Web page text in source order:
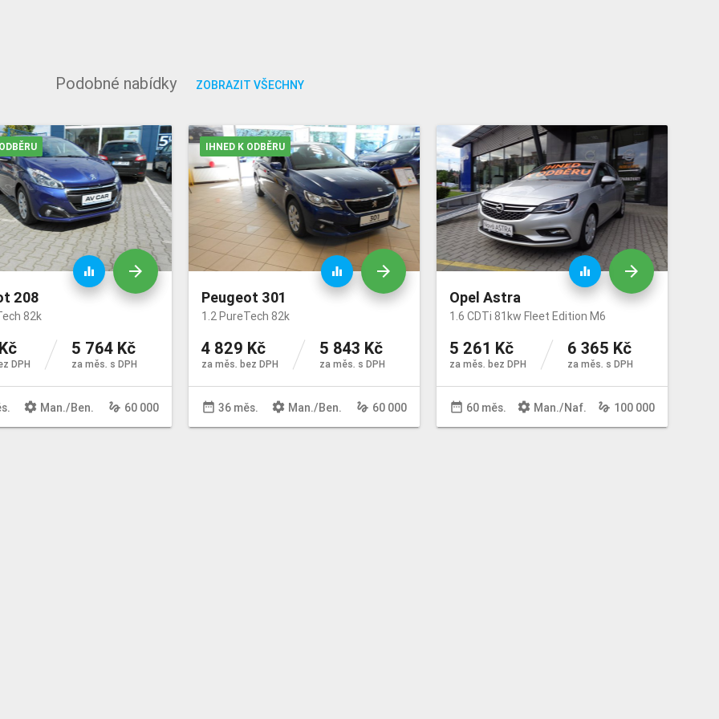
Podobné nabídky ZOBRAZIT VŠECHNY
208
82k
DPH
5 764 Kč
za měs. s DPH
settings Man./Ben. gesture 60 000
arrow_forward
equalizer
Peugeot 301
1.2 PureTech 82k
4 829 Kč
za měs. bez DPH
5 843 Kč
za měs. s DPH
date_range 36 měs. settings Man./Ben. gesture 60 000
arrow_forward
equalizer
IHNED K ODBĚRU
Opel Astra
1.6 CDTi 81kw Fleet Edition M6
5 261 Kč
za měs. bez DPH
6 365 Kč
za měs. s DPH
date_range 60 měs. settings Man./Naf. gesture 100 000
arrow_forward
equalizer